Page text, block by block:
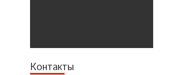
Контакты